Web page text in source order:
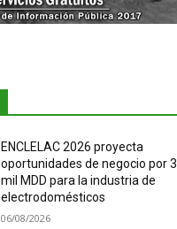
ENCLELAC 2026 proyecta
oportunidades de negocio por 3
mil MDD para la industria de
electrodomésticos
06/08/2026